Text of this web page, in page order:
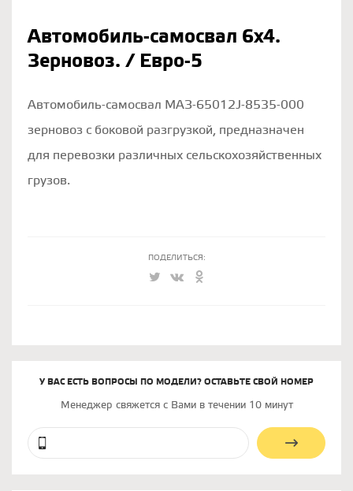
Автомобиль-самосвал 6х4.
Зерновоз. / Евро-5
Автомобиль-самосвал МАЗ-65012J-8535-000
зерновоз с боковой разгрузкой, предназначен
для перевозки различных сельскохозяйственных
грузов.
ПОДЕЛИТЬСЯ:
У ВАС ЕСТЬ ВОПРОСЫ ПО МОДЕЛИ? ОСТАВЬТЕ СВОЙ НОМЕР
Менеджер свяжется с Вами в течении 10 минут